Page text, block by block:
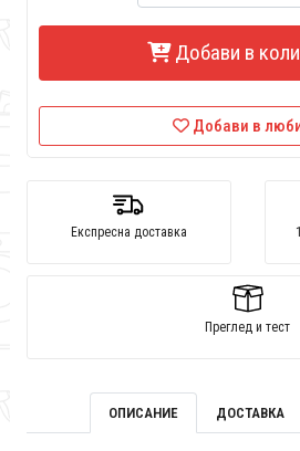
Добави в
Добави в
Експресна доставка
Преглед и тест
ОПИСАНИЕ ДОСТАВКА